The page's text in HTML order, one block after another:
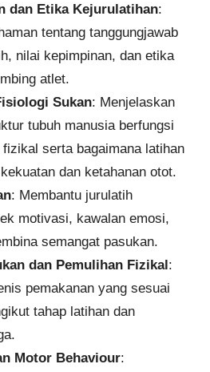
dan Etika Kejurulatihan:
tentang tanggungjawab
nilai kepimpinan, dan etika
atlet.
Sukan: Menjelaskan
tubuh manusia berfungsi
serta bagaimana latihan
dan ketahanan otot.
: Membantu jurulatih
motivasi, kawalan emosi,
semangat pasukan.
dan Pemulihan Fizikal:
pemakanan yang sesuai
tahap latihan dan
Motor Behaviour: